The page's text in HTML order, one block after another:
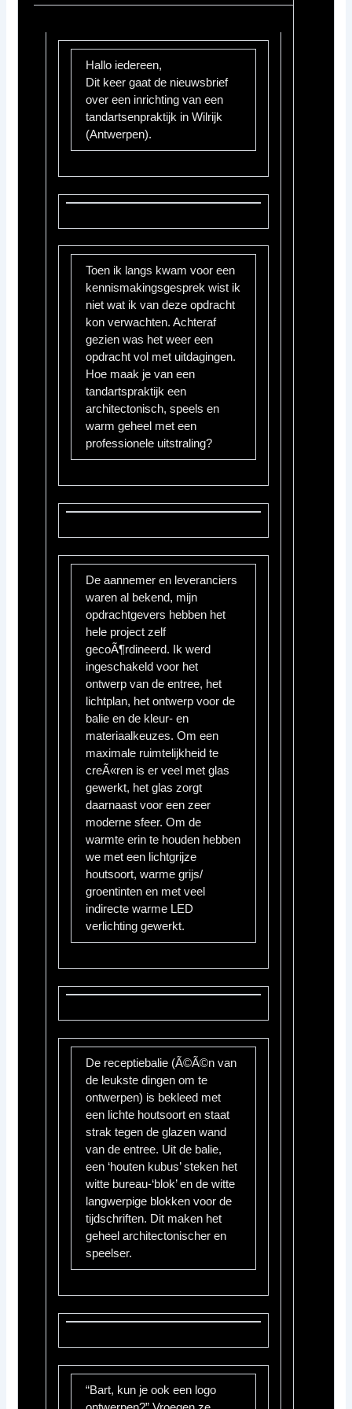
Hallo iedereen,
Dit keer gaat de nieuwsbrief
over een inrichting van een
tandartsenpraktijk in Wilrijk
(Antwerpen).
Toen ik langs kwam voor een
kennismakingsgesprek wist ik
niet wat ik van deze opdracht
kon verwachten. Achteraf
gezien was het weer een
opdracht vol met uitdagingen.
Hoe maak je van een
tandartspraktijk een
architectonisch, speels en
warm geheel met een
professionele uitstraling?
De aannemer en leveranciers
waren al bekend, mijn
opdrachtgevers hebben het
hele project zelf
gecoÃ¶rdineerd. Ik werd
ingeschakeld voor het
ontwerp van de entree, het
lichtplan, het ontwerp voor de
balie en de kleur- en
materiaalkeuzes. Om een
maximale ruimtelijkheid te
creÃ«ren is er veel met glas
gewerkt, het glas zorgt
daarnaast voor een zeer
moderne sfeer. Om de
warmte erin te houden hebben
we met een lichtgrijze
houtsoort, warme grijs/
groentinten en met veel
indirecte warme LED
verlichting gewerkt.
De receptiebalie (Ã©Ã©n van
de leukste dingen om te
ontwerpen) is bekleed met
een lichte houtsoort en staat
strak tegen de glazen wand
van de entree. Uit de balie,
een ‘houten kubus’ steken het
witte bureau-‘blok’ en de witte
langwerpige blokken voor de
tijdschriften. Dit maken het
geheel architectonischer en
speelser.
“Bart, kun je ook een logo